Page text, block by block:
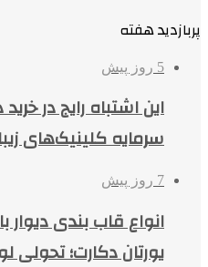
پربازدید هفته
5 روز پیش
این اشتباه رایج در
سرمایه کلینیک‌های
7 روز پیش
انواع قاب بندی
یورتان دکارت؛